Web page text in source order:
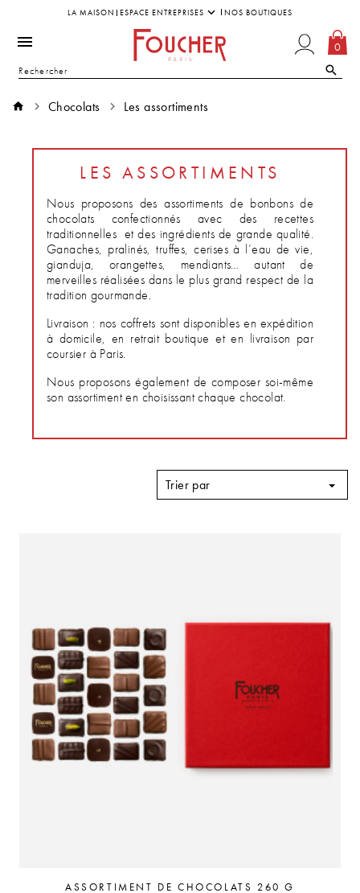
LA MAISON ESPACE ENTREPRISES NOS BOUTIQUES
0
Chocolats Les assortiments
LES ASSORTIMENTS
Nous proposons des assortiments de bonbons de
chocolats confectionnés avec des recettes
traditionnelles et des ingrédients de grande qualité.
Ganaches, pralinés, truffes, cerises à l’eau de vie,
gianduja, orangettes, mendiants… autant de
merveilles réalisées dans le plus grand respect de la
tradition gourmande.
Livraison : nos coffrets sont disponibles en expédition
à domicile, en retrait boutique et en livraison par
coursier à Paris.
Nous proposons également de composer soi-même
son assortiment en choisissant chaque chocolat.
Trier par
ASSORTIMENT DE CHOCOLATS 260 G